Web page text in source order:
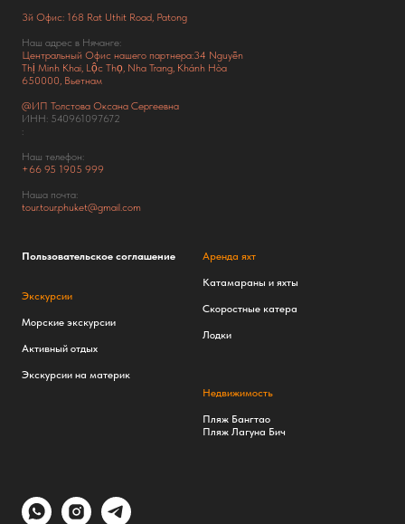
3й Офис: 168 Rat Uthit Road, Patong
Наш адрес в Нячанге:
Центральный Офис нашего партнера:34 Nguyễn
Thị Minh Khai, Lộc Thọ, Nha Trang, Khánh Hòa
650000, Вьетнам
@ИП Толстова Оксана Сергеевна
ИНН: 540961097672
:
Наш телефон:
+66 95 1905 999
Наша почта:
tour.tour.phuket@gmail.com
Пользовательское соглашение
Экскурсии
Морские экскурсии
Активный отдых
Экскурсии на материк
Аренда яхт
Катамараны и яхты
Скоростные катера
Лодки
Недвижимость
Пляж Бангтао
Пляж Лагуна Бич